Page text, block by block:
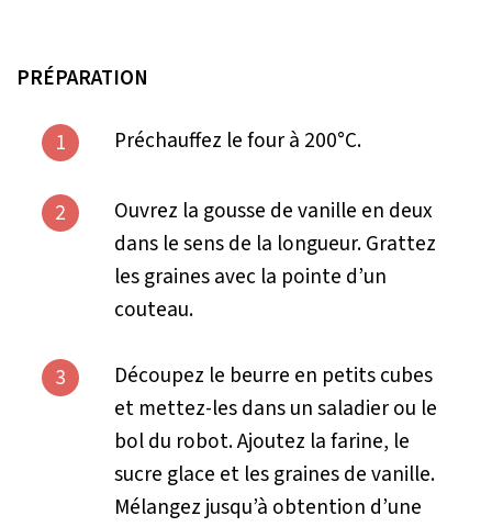
PRÉPARATION
1 Préchauffez le four à 200°C.
2
Ouvrez la gousse de vanille en deux
dans le sens de la longueur. Grattez
les graines avec la pointe d’un
couteau.
3
Découpez le beurre en petits cubes
et mettez-les dans un saladier ou le
bol du robot. Ajoutez la farine, le
sucre glace et les graines de vanille.
Mélangez jusqu’à obtention d’une